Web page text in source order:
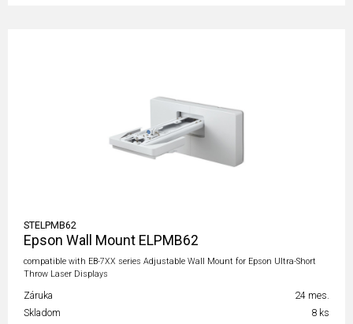
STELPMB62
Epson Wall Mount ELPMB62
compatible with EB-7XX series Adjustable Wall Mount for Epson Ultra-Short
Throw Laser Displays
Záruka
24 mes.
Skladom
8 ks